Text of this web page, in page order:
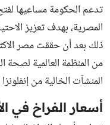
تدعم الحكومة مساعيها
المصرية، بهدف تعزيز
ذلك بعد أن حققت مصر
من المنظمة العالمية لصحة
المنشآت الخالية من
أسعار الفراخ في